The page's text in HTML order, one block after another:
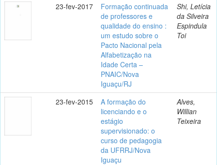
23-fev-2017
Formação continuada
de professores e
qualidade do ensino :
um estudo sobre o
Pacto Nacional pela
Alfabetização na
Idade Certa –
PNAIC/Nova
Iguaçu/RJ
Shi, Letícia
da Silveira
Espindula
Toi
23-fev-2015
A formação do
licenciando e o
estágio
supervisionado: o
curso de pedagogia
da UFRRJ/Nova
Iguaçu
Alves,
Willian
Teixeira